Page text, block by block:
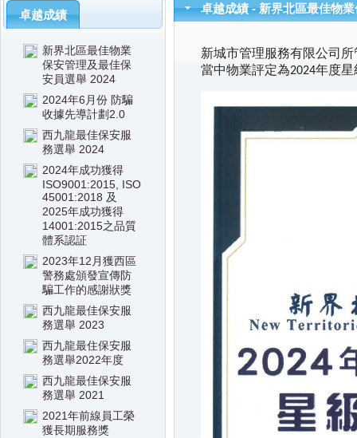
卓越成績
新界北區最佳物業
保安管理及最佳保
安員選舉 2024
2024年6月份 防騙
收據先導計劃2.0
西九龍最佳保安服
務選舉 2024
2024年成功獲得
ISO9001:2015, ISO
45001:2018 及
2025年成功獲得
14001:2015之品質
體系認証
2023年12月獲西區
警務處頒發宣傳防
騙工作的感謝狀獎
西九龍最佳保安服
務選舉 2023
西九龍最住保安服
務選舉2022年度
西九龍最佳保安服
務選舉 2021
2021年前線員工榮
獲長期服務獎
卓越成績 - 新界北區最佳物
新城市管理服務有限公司
當中物業評定為2024年度